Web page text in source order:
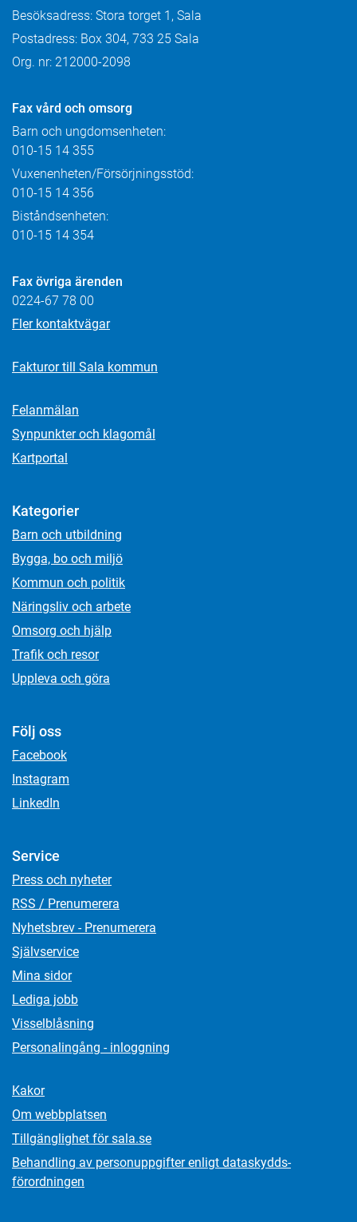
Besöksadress: Stora torget 1, Sala
Postadress: Box 304, 733 25 Sala
Org. nr: 212000-2098
Fax vård och omsorg
Barn och ungdomsenheten:
010-15 14 355
Vuxenenheten/Försörjningsstöd:
010-15 14 356
Biståndsenheten:
010-15 14 354
Fax övriga ärenden
0224-67 78 00
Fler kontaktvägar
Fakturor till Sala kommun
Felanmälan
Synpunkter och klagomål
Kartportal
Kategorier
Barn och utbildning
Bygga, bo och miljö
Kommun och politik
Näringsliv och arbete
Omsorg och hjälp
Trafik och resor
Uppleva och göra
Följ oss
Facebook
Instagram
LinkedIn
Service
Press och nyheter
RSS / Prenumerera
Nyhetsbrev - Prenumerera
Självservice
Mina sidor
Lediga jobb
Visselblåsning
Personalingång - inloggning
Kakor
Om webbplatsen
Tillgänglighet för sala.se
Behandling av personuppgifter enligt dataskydds­
förordningen